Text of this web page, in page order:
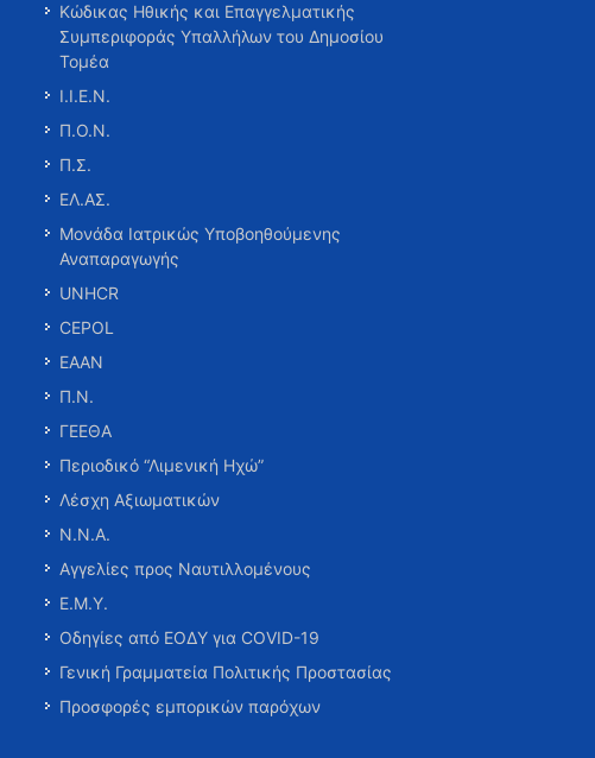
Κώδικας Ηθικής και Επαγγελματικής
Συμπεριφοράς Υπαλλήλων του Δημοσίου
Τομέα
Ι.Ι.Ε.Ν.
Π.Ο.Ν.
Π.Σ.
ΕΛ.ΑΣ.
Μονάδα Ιατρικώς Υποβοηθούμενης
Αναπαραγωγής
UNHCR
CEPOL
ΕΑΑΝ
Π.Ν.
ΓΕΕΘΑ
Περιοδικό “Λιμενική Ηχώ”
Λέσχη Αξιωματικών
Ν.Ν.Α.
Αγγελίες προς Ναυτιλλομένους
Ε.Μ.Υ.
Οδηγίες από ΕΟΔΥ για COVID-19
Γενική Γραμματεία Πολιτικής Προστασίας
Προσφορές εμπορικών παρόχων